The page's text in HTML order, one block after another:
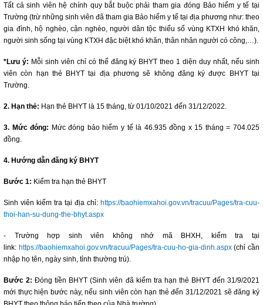
Tất cả sinh viên hệ chính quy bắt buộc phải tham gia đóng Bảo hiểm y tế tại
Trường (trừ những sinh viên đã tham gia Bảo hiểm y tế tại địa phương như: theo
gia đình, hộ nghèo, cận nghèo, người dân tộc thiểu số vùng KTXH khó khăn,
người sinh sống tại vùng KTXH đặc biệt khó khăn, thân nhân người có công,…).
*Lưu ý: Mỗi sinh viên chỉ có thể đăng ký BHYT theo 1 diện duy nhất, nếu sinh
viên còn hạn thẻ BHYT tại địa phương sẽ không đăng ký được BHYT tại
Trường.
2. Hạn thẻ: Hạn thẻ BHYT là 15 tháng, từ 01/10/2021 đến 31/12/2022.
3. Mức đóng: Mức đóng bảo hiểm y tế là 46.935 đồng x 15 tháng = 704.025
đồng.
4. Hướng dẫn đăng ký BHYT
Bước 1: Kiểm tra hạn thẻ BHYT
Sinh viên kiểm tra tại địa chỉ: https://baohiemxahoi.gov.vn/tracuu/Pages/tra-cuu-
thoi-han-su-dung-the-bhyt.aspx
- Trường hợp sinh viên không nhớ mã BHXH, kiểm tra tại
link: https://baohiemxahoi.gov.vn/tracuu/Pages/tra-cuu-ho-gia-dinh.aspx(chỉ cần
nhập họ tên, ngày sinh, tỉnh thường trú).
Bước 2:Đóng tiền BHYT (Sinh viên đã kiểm tra hạn thẻ BHYT đến 31/9/2021
mới thực hiện bước này, nếu sinh viên còn hạn thẻ đến 31/12/2021 sẽ đăng ký